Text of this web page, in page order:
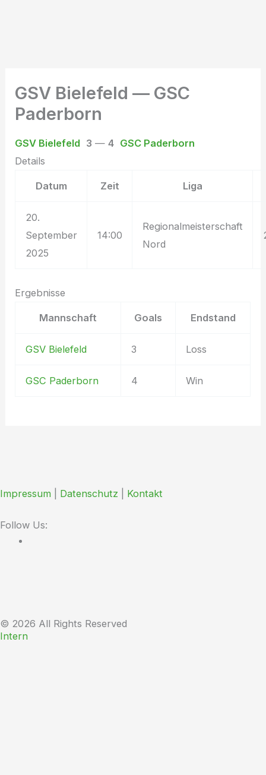
GSV Bielefeld — GSC
Paderborn
GSV Bielefeld 3 —4 GSC Paderborn
Details
Datum Zeit Liga
20.
September
2025
14:00
Regionalmeisterschaft
Nord
Ergebnisse
Mannschaft Goals Endstand
GSV Bielefeld 3 Loss
GSC Paderborn 4 Win
Impressum Datenschutz Kontakt
Follow Us:
© 2026 All Rights Reserved
Intern